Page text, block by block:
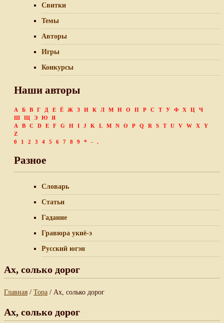
Свитки
Темы
Авторы
Игры
Конкурсы
Наши авторы
А Б В Г Д Е Ё Ж З И К Л М Н О П Р С Т У Ф Х Ц
Ч
Ш
Щ Э Ю
Я
A
B C D E F G H I J K L M N O P Q R S T U V W X
Y
Z
0
1 2 3 4 5 6 7 8 9 * - .
Разное
Словарь
Статьи
Гадание
Гравюра укиё-э
Русский югэн
Ах, солько дорог
Главная / Тора / Ах, солько дорог
Ах, солько дорог